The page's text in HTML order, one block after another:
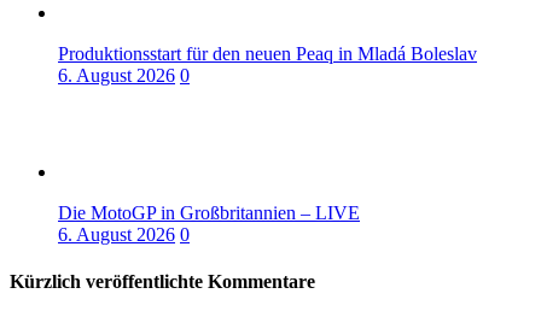
Produktionsstart für den neuen Peaq in Mladá Boleslav
6. August 2026 0
Die MotoGP in Großbritannien – LIVE
6. August 2026 0
Kürzlich veröffentlichte Kommentare